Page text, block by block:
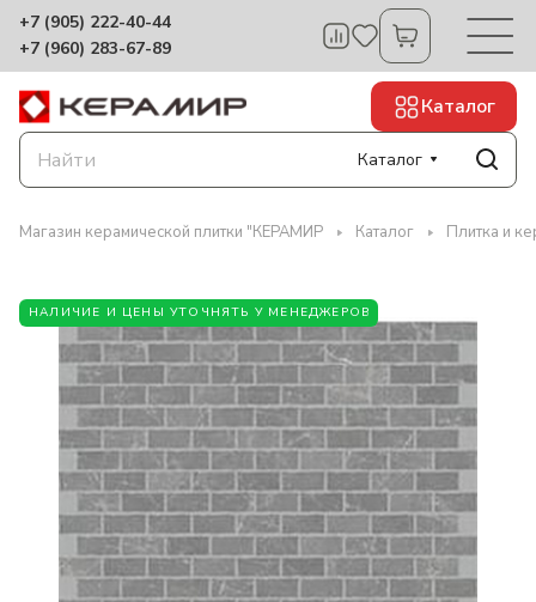
+7 (905) 222-40-44
+7 (960) 283-67-89
Каталог
Каталог
Магазин керамической плитки "КЕРАМИР Каталог Плитка и
НАЛИЧИЕ И ЦЕНЫ УТОЧНЯТЬ У МЕНЕДЖЕРОВ